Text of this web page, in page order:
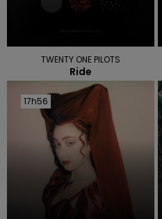
TWENTY ONE PILOTS
Ride
17h56
17h56